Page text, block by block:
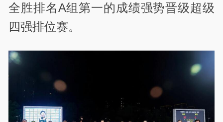
全胜排名A组第一的成绩强势晋级超级
四强排位赛。